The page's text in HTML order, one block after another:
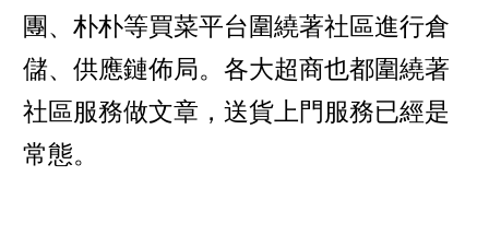
團、朴朴等買菜平台圍繞著社區進行倉
儲、供應鏈佈局。各大超商也都圍繞著
社區服務做文章，送貨上門服務已經是
常態。